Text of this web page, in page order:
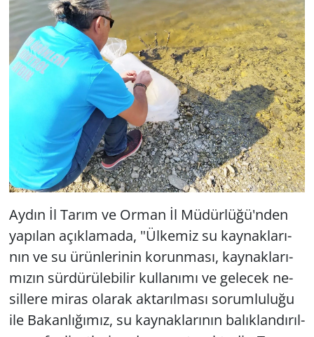
Aydın İl Tarım ve Orman İl Mü­dür­lü­ğü'nden
ya­pı­lan açık­la­ma­da, "Ül­ke­miz su kay­nak­la­rı­
nın ve su ürün­le­ri­nin ko­run­ma­sı, kay­nak­la­rı­
mı­zın sür­dü­rü­le­bi­lir kul­la­nı­mı ve ge­lecek ne­
sil­le­re miras ola­rak ak­ta­rıl­ma­sı so­rum­lu­lu­ğu
ile Ba­kan­lı­ğı­mız, su kay­nak­la­rı­nın ba­lık­lan­dı­rıl­